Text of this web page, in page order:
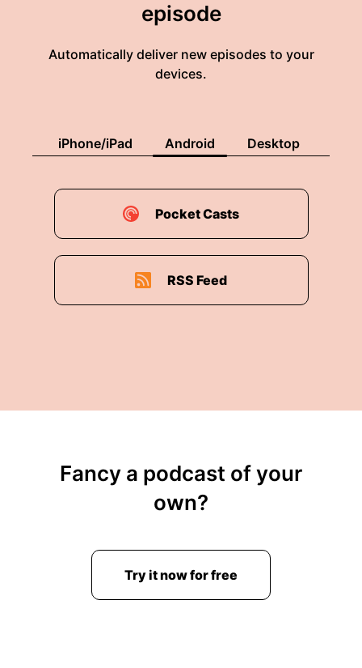
episode
Automatically deliver new episodes to your
devices.
iPhone/iPad Android Desktop
Pocket Casts
RSS Feed
Fancy a podcast of your
own?
Try it now for free